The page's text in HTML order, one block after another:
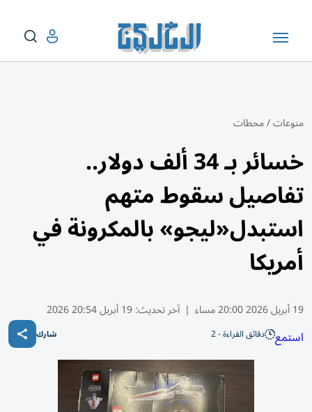
منوعات/محطات
خسائر بـ 34 ألف دولار..
تفاصيل سقوط متهم
استبدل«ليجو» بالمكرونة في
أمريكا
19 أبريل 2026 20:00 مساء | آخر تحديث:19 أبريل 20:54 2026
استمع دقائق القراءة - 2 شارك